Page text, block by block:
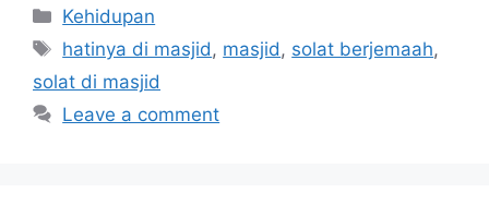
Categories
Kehidupan
Tags
hatinya di masjid, masjid, solat berjemaah,
solat di masjid
Leave a comment